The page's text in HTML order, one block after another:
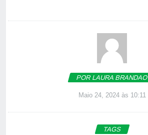
POR LAURA BRANDAO
Maio 24, 2024 às 10:11
TAGS